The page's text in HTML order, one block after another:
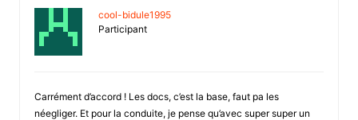
cool-bidule1995
Participant
Carrément d’accord ! Les docs, c’est la base, faut pa les
néegliger. Et pour la conduite, je pense qu’avec super super un